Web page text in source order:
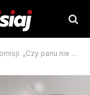
„Czy panu nie wstyd?”